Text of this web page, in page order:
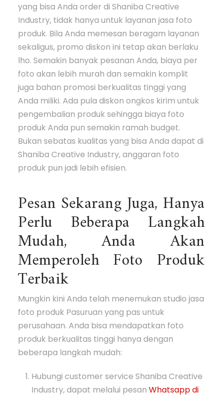
yang bisa Anda order di Shaniba Creative
Industry, tidak hanya untuk layanan jasa foto
produk. Bila Anda memesan beragam layanan
sekaligus, promo diskon ini tetap akan berlaku
lho. Semakin banyak pesanan Anda, biaya per
foto akan lebih murah dan semakin komplit
juga bahan promosi berkualitas tinggi yang
Anda miliki. Ada pula diskon ongkos kirim untuk
pengembalian produk sehingga biaya foto
produk Anda pun semakin ramah budget.
Bukan sebatas kualitas yang bisa Anda dapat di
Shaniba Creative Industry, anggaran foto
produk pun jadi lebih efisien.
Pesan Sekarang Juga, Hanya
Perlu Beberapa Langkah
Mudah, Anda Akan
Memperoleh Foto Produk
Terbaik
Mungkin kini Anda telah menemukan studio jasa
foto produk Pasuruan yang pas untuk
perusahaan. Anda bisa mendapatkan foto
produk berkualitas tinggi hanya dengan
beberapa langkah mudah:
Hubungi customer service Shaniba Creative
Industry, dapat melalui pesan Whatsapp di